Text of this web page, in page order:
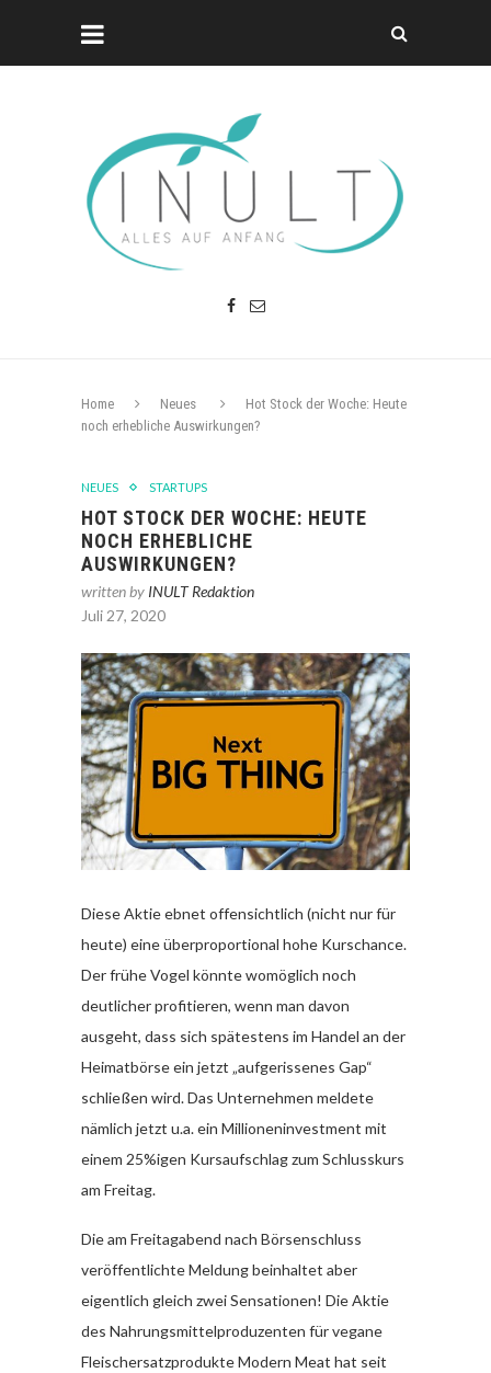
Home Neues
Hot Stock der Woche: Heute
noch erhebliche Auswirkungen?
NEUES STARTUPS
HOT STOCK DER WOCHE: HEUTE
NOCH ERHEBLICHE
AUSWIRKUNGEN?
written by INULT Redaktion
Juli 27, 2020
Diese Aktie ebnet offensichtlich (nicht nur für
heute) eine überproportional hohe Kurschance.
Der frühe Vogel könnte womöglich noch
deutlicher profitieren, wenn man davon
ausgeht, dass sich spätestens im Handel an der
Heimatbörse ein jetzt „aufgerissenes Gap“
schließen wird. Das Unternehmen meldete
nämlich jetzt u.a. ein Millioneninvestment mit
einem 25%igen Kursaufschlag zum Schlusskurs
am Freitag.
Die am Freitagabend nach Börsenschluss
veröffentlichte Meldung beinhaltet aber
eigentlich gleich zwei Sensationen! Die Aktie
des Nahrungsmittelproduzenten für vegane
Fleischersatzprodukte Modern Meat hat seit